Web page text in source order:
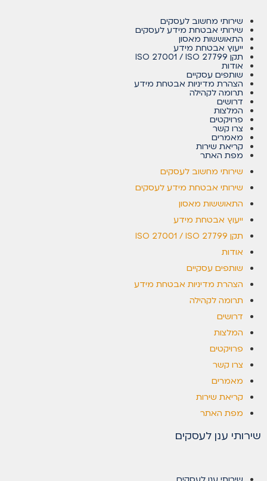
שירותי מחשוב לעסקים
שירותי אבטחת מידע לעסקים
התאוששות מאסון
ייעוץ אבטחת מידע
תקן ISO 27001 / ISO 27799
אודות
שותפים עסקיים
הצהרת מדיניות אבטחת מידע
תרומה לקהילה
דרושים
המלצות
פרויקטים
צרו קשר
מאמרים
קריאת שירות
מפת האתר
שירותי מחשוב לעסקים
שירותי אבטחת מידע לעסקים
התאוששות מאסון
ייעוץ אבטחת מידע
תקן ISO 27001 / ISO 27799
אודות
שותפים עסקיים
הצהרת מדיניות אבטחת מידע
תרומה לקהילה
דרושים
המלצות
פרויקטים
צרו קשר
מאמרים
קריאת שירות
מפת האתר
שירותי ענן לעסקים